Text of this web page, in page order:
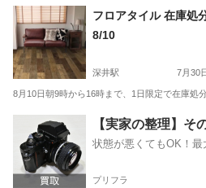
大阪 大東市 フリーマーケット キ
フロアタイル 在庫処
8/10
深井駅 7月30
8月10日朝9時から16時まで、1日限定で在庫処
深井駅 フリーマーケッ
【実家の整理】そ
状態が悪くてもOK！最
プリフラ